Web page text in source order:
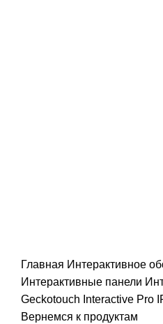
Главная Интерактивное
Интерактивные панели
Geckotouch Interactive Pro
Вернемся к продуктам